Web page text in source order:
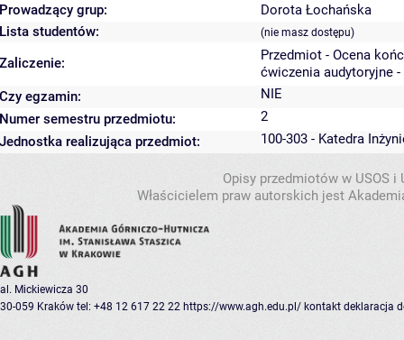
Prowadzący grup:
Dorota Łochańska
Lista studentów:
(nie masz dostępu)
Zaliczenie:
Przedmiot - Ocena
ćwiczenia audytoryjne
Czy egzamin:
NIE
Numer semestru przedmiotu:
2
Jednostka realizująca przedmiot:
100-303 - Katedra
Opisy przedmiotów w USOS
Właścicielem praw autorskich jest
al. Mickiewicza 30
30-059 Kraków tel: +48 12 617 22 22 https://www.agh.edu.pl/ kontakt deklaracja